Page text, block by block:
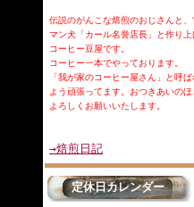
伝説のがんこな焙煎のおじさんと、
マン犬「カール名誉店長」と作り上
コーヒー豆屋です。
コーヒー一本でやっております。
「我が家のコーヒー屋さん」と呼ば
よう頑張ってます。おつきあいのほ
よろしくお願いいたします。
→焙煎日記
定休日カレンダー